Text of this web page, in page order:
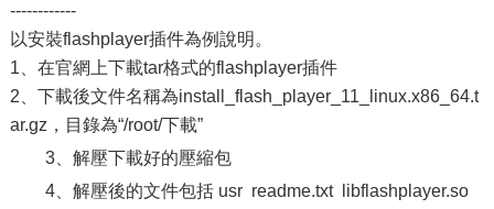
------------
以安裝flashplayer插件為例說明。
1、在官網上下載tar格式的flashplayer插件
2、下載後文件名稱為install_flash_player_11_linux.x86_64.t
ar.gz，目錄為“/root/下載”
3、解壓下載好的壓縮包
4、解壓後的文件包括 usr readme.txt libflashplayer.so